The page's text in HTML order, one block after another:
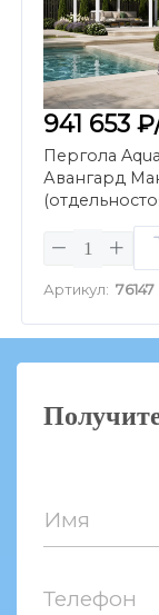
941 653
Пергола
Авангард
электропр.,
Артикул: 76147
Имя
Телефон